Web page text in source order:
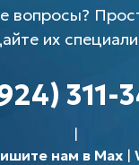
вопросы?
их
311-
нам в Max|